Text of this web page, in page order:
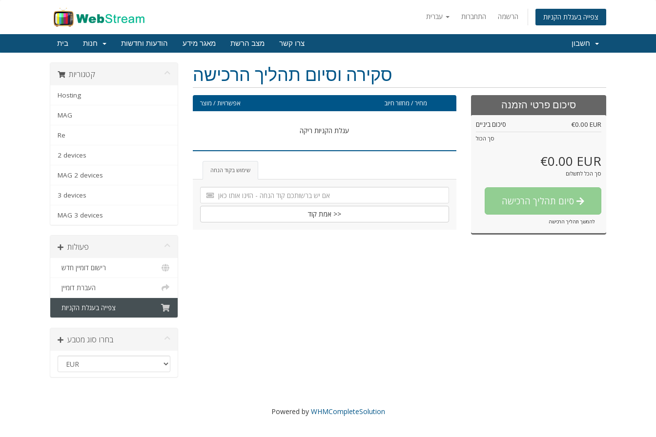
התחברות הרשמה צפייה בעגלת הקניות
בית הודעות וחדשות מאגר מידע מצב הרשת צרו קשר
קטגוריות
Hosting
MAG
Re
2 devices
MAG 2 devices
3 devices
MAG 3 devices
פעולות
רישום דומיין חדש
העברת דומיין
צפייה בעגלת הקניות
בחרו סוג מטבע
סקירה וסיום תהליך הרכישה
אפשרויות / מוצר מחיר / מחזור חיוב
עגלת הקניות ריקה
שימוש בקוד הנחה
אמת קוד >>
סיכום פרטי הזמנה
סיכום ביניים €0.00 EUR
סך הכול
€0.00 EUR
סך הכל לתשלום
להמשך תהליך הרכישה
Powered by WHMCompleteSolution